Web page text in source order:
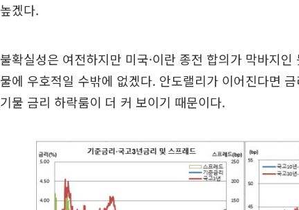
높겠다.
불확실성은 여전하지만 미국·이란 종전 합의가 막바지
물에 우호적일 수밖에 없겠다. 안도랠리가 이어진다면
기물 금리 하락룸이 더 커 보이기 때문이다.